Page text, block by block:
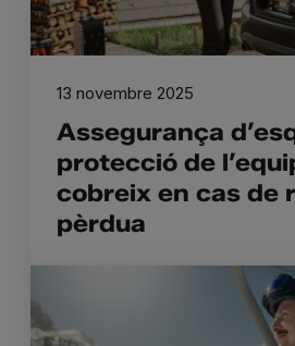
Assegurança
protecció de
cobreix en cas de
pèrdua
13 novembre 2025